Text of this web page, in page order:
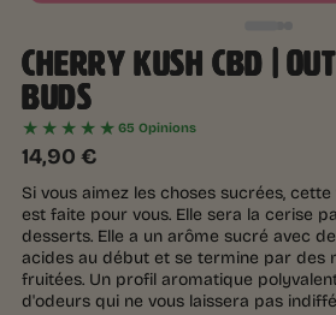
CHERRY KUSH CBD |
BUDS
★★★★★65 Opinions
14,90€
Si vous aimez les choses sucrées,
est faite pour vous. Elle sera la cerise
desserts. Elle a un arôme sucré avec
acides au début et se termine par des
fruitées. Un profil aromatique
d'odeurs qui ne vous laissera pas